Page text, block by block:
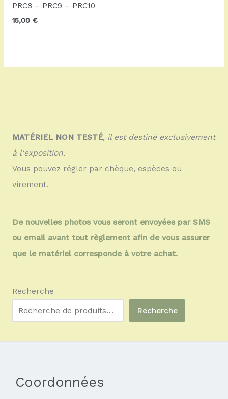
PRC8 – PRC9 – PRC10
15,00 €
MATÉRIEL NON TESTÉ, il est destiné exclusivement
à l'exposition.
Vous pouvez régler par chèque, espèces ou
virement.
De nouvelles photos vous seront envoyées par SMS
ou email avant tout règlement afin de vous assurer
que le matériel corresponde à votre achat.
Recherche
Recherche
Coordonnées